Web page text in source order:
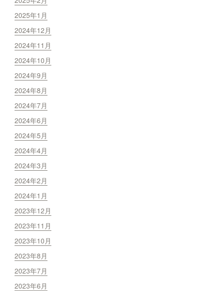
2025年1月
2024年12月
2024年11月
2024年10月
2024年9月
2024年8月
2024年7月
2024年6月
2024年5月
2024年4月
2024年3月
2024年2月
2024年1月
2023年12月
2023年11月
2023年10月
2023年8月
2023年7月
2023年6月